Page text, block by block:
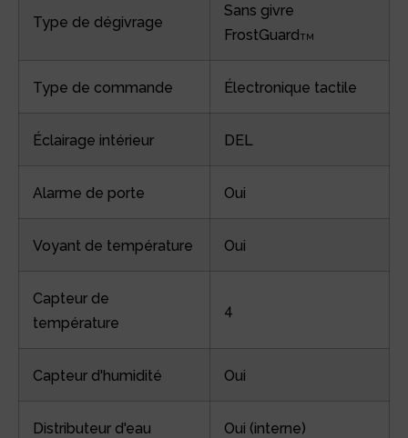
Type de dégivrage
Sans givre
FrostGuardTM
Type de commande Électronique tactile
Éclairage intérieur DEL
Alarme de porte Oui
Voyant de température Oui
Capteur de
température
4
Capteur d'humidité Oui
Distributeur d'eau Oui (interne)